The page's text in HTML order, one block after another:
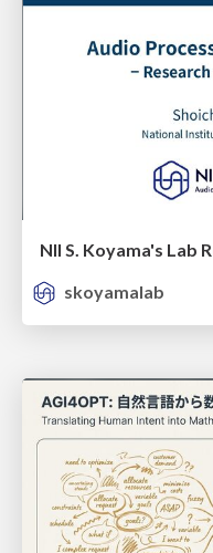
NII S. Koyama's Lab
skoyamalab